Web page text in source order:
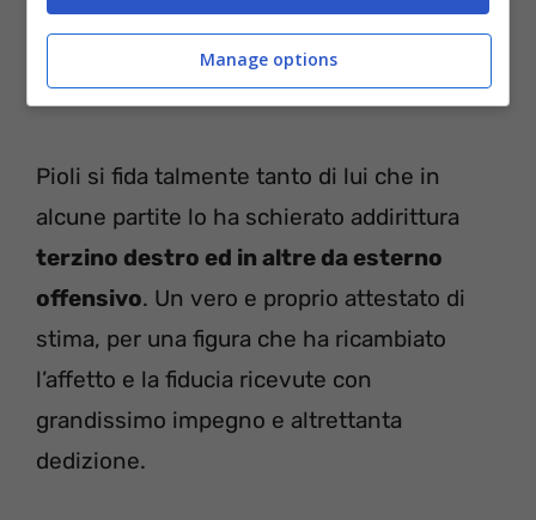
Pioli si fida talmente tanto di lui che in
alcune partite lo ha schierato addirittura
terzino destro ed in altre da esterno
offensivo. Un vero e proprio attestato di
stima, per una figura che ha ricambiato
l’affetto e la fiducia ricevute con
grandissimo impegno e altrettanta
dedizione.
Manage options